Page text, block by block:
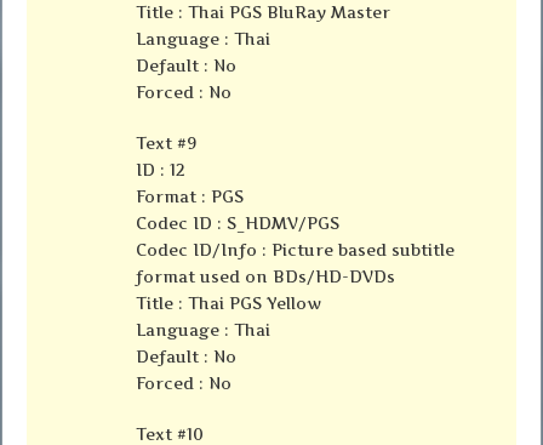
Title : Thai PGS BluRay Master
Language : Thai
Default : No
Forced : No
Text #9
ID : 12
Format : PGS
Codec ID : S_HDMV/PGS
Codec ID/Info : Picture based subtitle
format used on BDs/HD-DVDs
Title : Thai PGS Yellow
Language : Thai
Default : No
Forced : No
Text #10